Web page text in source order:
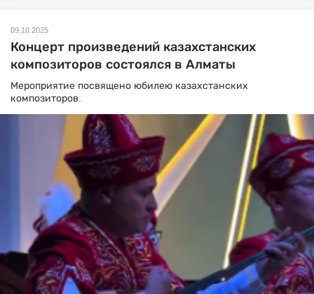
09.10.2025
Концерт произведений казахстанских
композиторов состоялся в Алматы
Мероприятие посвящено юбилею казахстанских
композиторов.